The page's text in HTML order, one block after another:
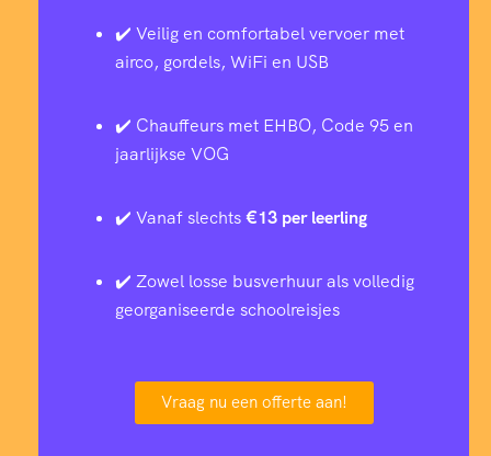
✔️ Veilig en comfortabel vervoer met
airco, gordels, WiFi en USB
✔️ Chauffeurs met EHBO, Code 95 en
jaarlijkse VOG
✔️ Vanaf slechts€13 per leerling
✔️ Zowel losse busverhuur als volledig
georganiseerde schoolreisjes
Vraag nu een offerte aan!